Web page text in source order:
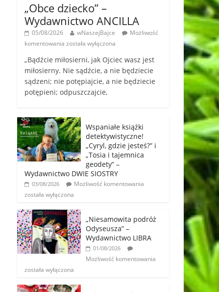
„Obce dziecko” –
Wydawnictwo ANCILLA
05/08/2026 wNaszejBajce
Możliwość
komentowania została wyłączona
„Bądźcie miłosierni, jak Ojciec wasz jest
miłosierny. Nie sądźcie, a nie będziecie
sądzeni; nie potępiajcie, a nie będziecie
potępieni; odpuszczajcie,
Wspaniałe książki
detektywistyczne!
„Cyryl, gdzie jesteś?” i
„Tosia i tajemnica
geodety” –
Wydawnictwo DWIE SIOSTRY
03/08/2026
Możliwość komentowania
została wyłączona
„Niesamowita podróż
Odyseusza” –
Wydawnictwo LIBRA
01/08/2026
Możliwość komentowania
została wyłączona